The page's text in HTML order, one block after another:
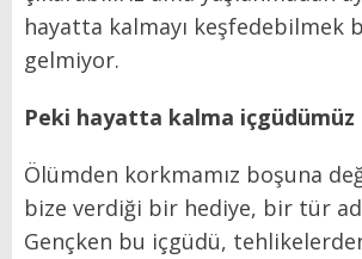
hayatta kalmayı keşfedebilmek
gelmiyor.
Peki hayatta kalma içgüdümüz
Ölümden korkmamız boşuna
bize verdiği bir hediye, bir tür
Gençken bu içgüdü,